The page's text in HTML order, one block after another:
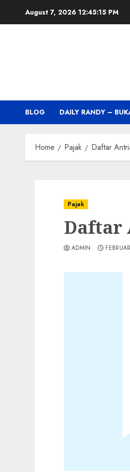
August 7, 2026 12:45:16 PM
BLOG DAILY RANDY –
Home Pajak Daftar
Pajak
Daftar
ADMIN